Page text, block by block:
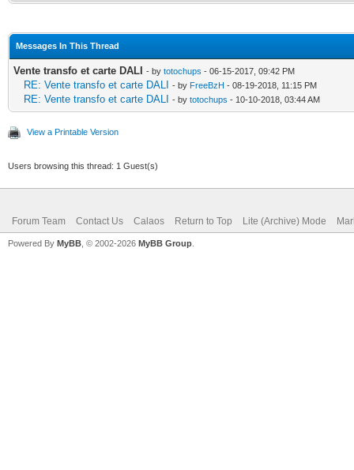
Messages In This Thread
Vente transfo et carte DALI - by totochups - 06-15-2017, 09:42 PM
RE: Vente transfo et carte DALI - by FreeBzH - 08-19-2018, 11:15 PM
RE: Vente transfo et carte DALI - by totochups - 10-10-2018, 03:44 AM
View a Printable Version
Users browsing this thread: 1 Guest(s)
Forum Team Contact Us Calaos Return to Top Lite (Archive) Mode
Powered By MyBB , © 2002-2026 MyBB Group